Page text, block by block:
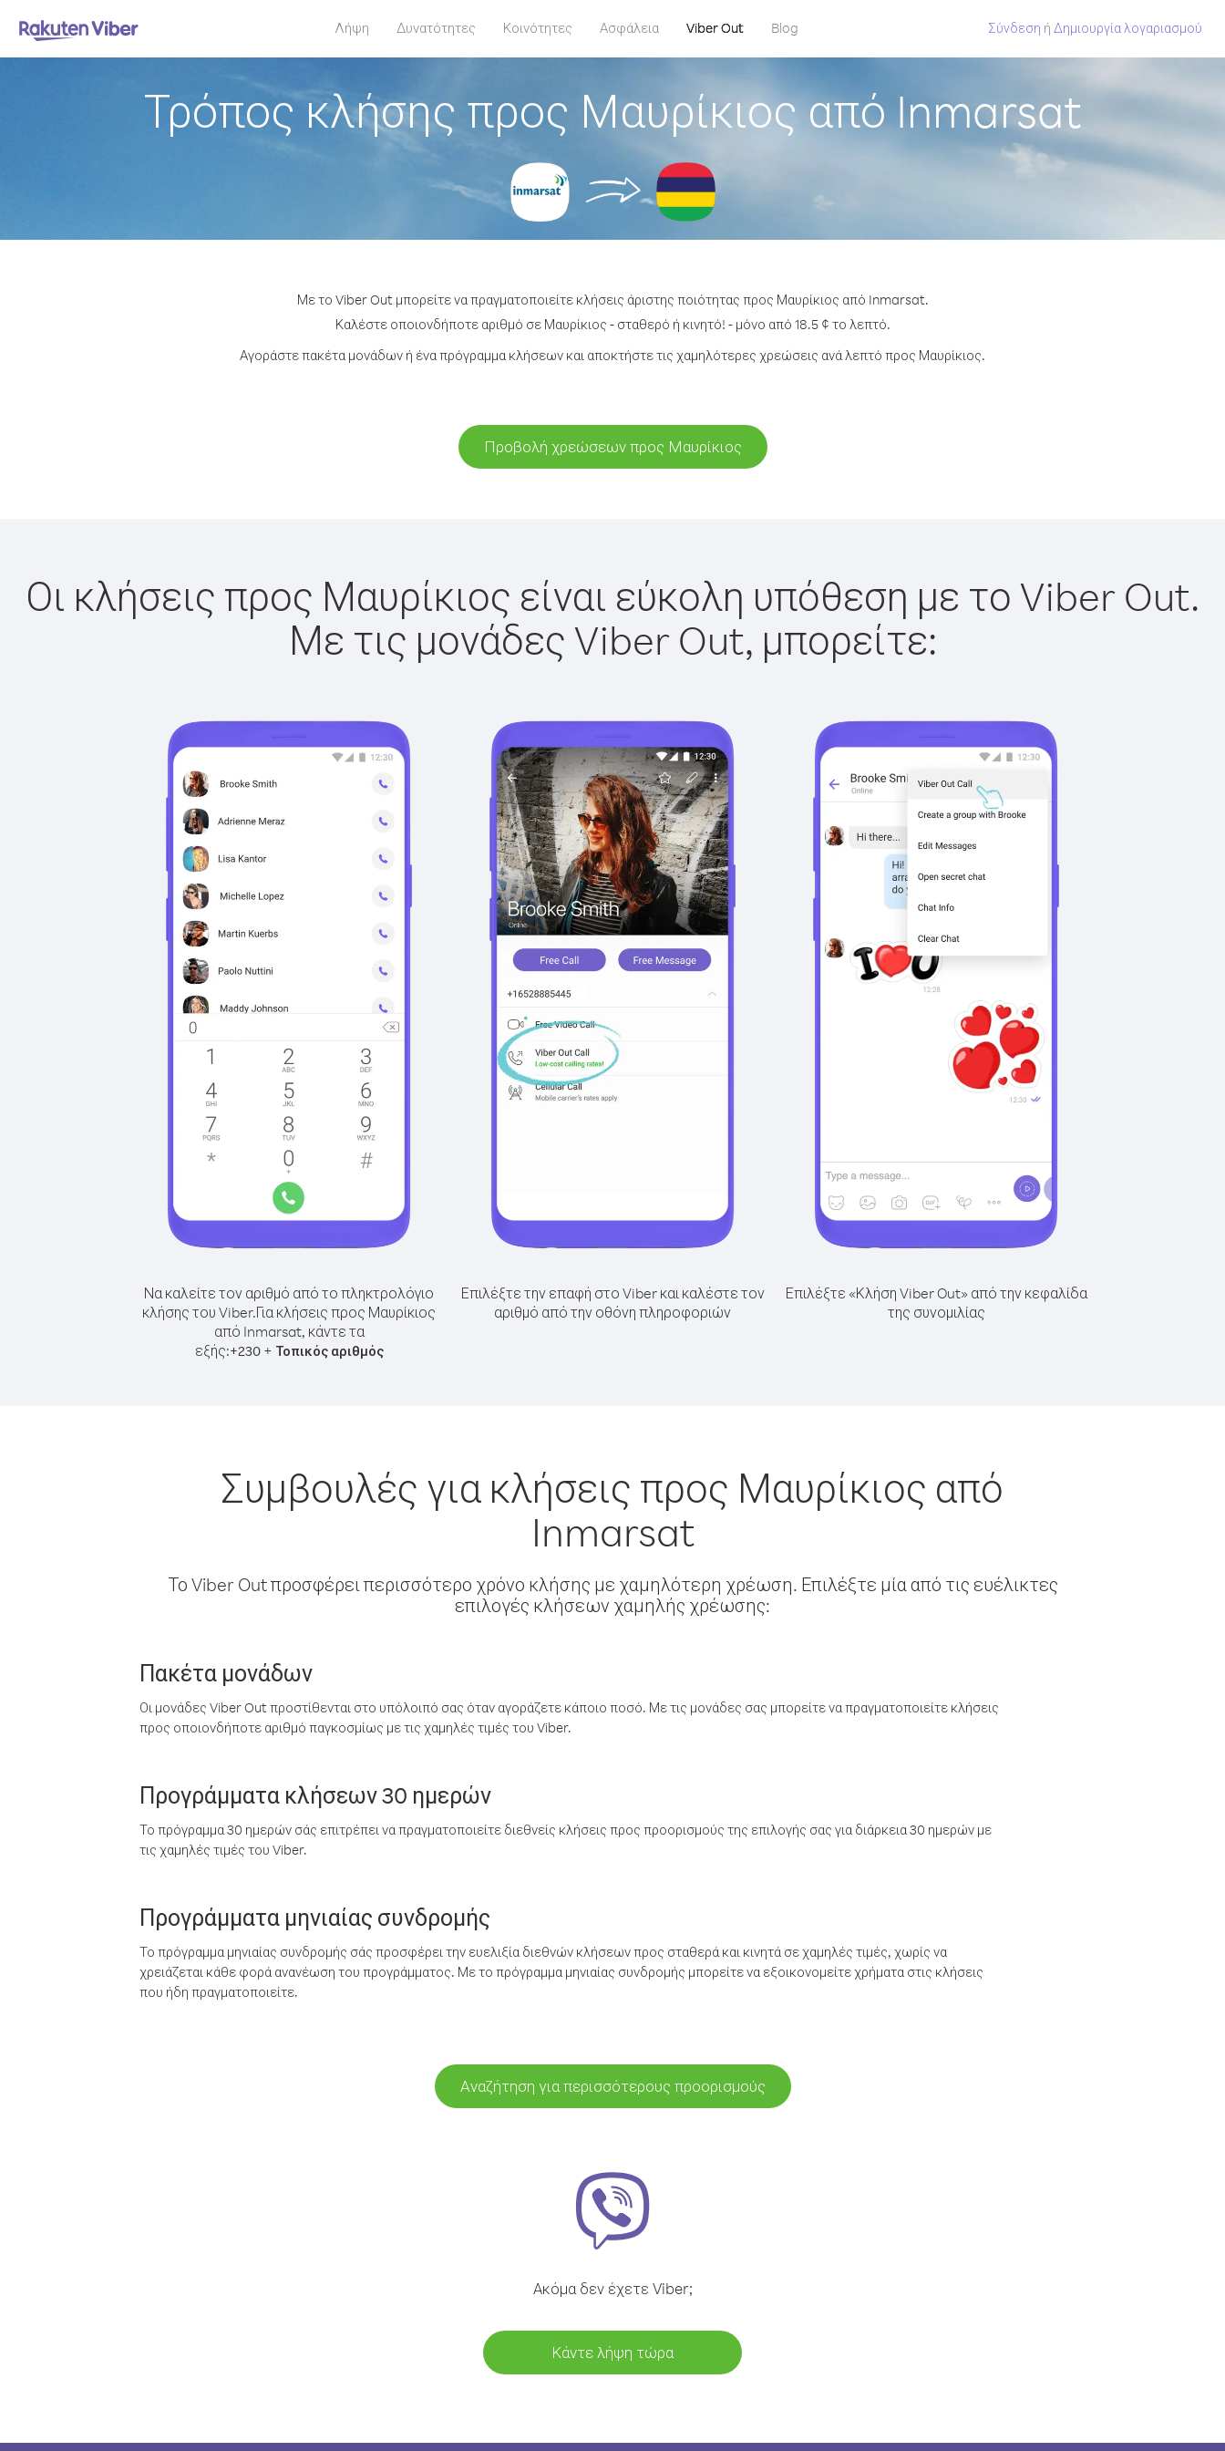
Λήψη Δυνατότητες Κοινότητες Ασφάλεια Viber Out Blog Σύνδεση ή Δημιουργία λογαριασμού
Τρόπος κλήσης προς Μαυρίκιος από Inmarsat
Με το Viber Out μπορείτε να πραγματοποιείτε κλήσεις άριστης ποιότητας προς Μαυρίκιος από Inmarsat.
Καλέστε οποιονδήποτε αριθμό σε Μαυρίκιος - σταθερό ή κινητό! - μόνο από 18.5 ¢ το λεπτό.
Αγοράστε πακέτα μονάδων ή ένα πρόγραμμα κλήσεων και αποκτήστε τις χαμηλότερες χρεώσεις ανά λεπτό προς Μαυρίκιος.
Προβολή χρεώσεων προς Μαυρίκιος
Οι κλήσεις προς Μαυρίκιος είναι εύκολη υπόθεση με το Viber Out.
Με τις μονάδες Viber Out, μπορείτε:
Να καλείτε τον αριθμό από το πληκτρολόγιο
κλήσης του Viber.Για κλήσεις προς Μαυρίκιος
από Inmarsat, κάντε τα
εξής:+230+ Τοπικός αριθμός
Επιλέξτε την επαφή στο Viber και καλέστε τον
αριθμό από την οθόνη πληροφοριών
Επιλέξτε «Κλήση Viber Out» από την κεφαλίδα
της συνομιλίας
Συμβουλές για κλήσεις προς Μαυρίκιος από
Inmarsat
Το Viber Out προσφέρει περισσότερο χρόνο κλήσης με χαμηλότερη χρέωση. Επιλέξτε μία από τις ευέλικτες
επιλογές κλήσεων χαμηλής χρέωσης:
Πακέτα μονάδων
Οι μονάδες Viber Out προστίθενται στο υπόλοιπό σας όταν αγοράζετε κάποιο ποσό. Με τις μονάδες σας μπορείτε να πραγματοποιείτε κλήσεις
προς οποιονδήποτε αριθμό παγκοσμίως με τις χαμηλές τιμές του Viber.
Προγράμματα κλήσεων 30 ημερών
Το πρόγραμμα 30 ημερών σάς επιτρέπει να πραγματοποιείτε διεθνείς κλήσεις προς προορισμούς της επιλογής σας για διάρκεια 30 ημερών με
τις χαμηλές τιμές του Viber.
Προγράμματα μηνιαίας συνδρομής
Το πρόγραμμα μηνιαίας συνδρομής σάς προσφέρει την ευελιξία διεθνών κλήσεων προς σταθερά και κινητά σε χαμηλές τιμές, χωρίς να
χρειάζεται κάθε φορά ανανέωση του προγράμματος. Με το πρόγραμμα μηνιαίας συνδρομής μπορείτε να εξοικονομείτε χρήματα στις κλήσεις
που ήδη πραγματοποιείτε.
Αναζήτηση για περισσότερους προορισμούς
Ακόμα δεν έχετε Viber;
Κάντε λήψη τώρα